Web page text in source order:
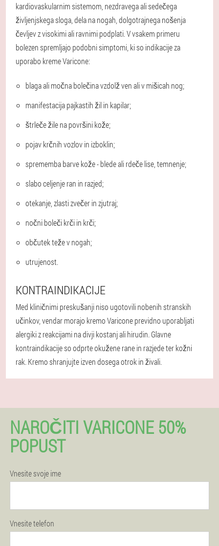
kardiovaskularnim sistemom, nezdravega ali sedečega
življenjskega sloga, dela na nogah, dolgotrajnega nošenja
čevljev z visokimi ali ravnimi podplati. V vsakem primeru
bolezen spremljajo podobni simptomi, ki so indikacije za
uporabo kreme Varicone:
blaga ali močna bolečina vzdolž ven ali v mišicah nog;
manifestacija pajkastih žil in kapilar;
štrleče žile na površini kože;
pojav krčnih vozlov in izboklin;
sprememba barve kože - blede ali rdeče lise, temnenje;
slabo celjenje ran in razjed;
otekanje, zlasti zvečer in zjutraj;
nočni boleči krči in krči;
občutek teže v nogah;
utrujenost.
KONTRAINDIKACIJE
Med kliničnimi preskušanji niso ugotovili nobenih stranskih
učinkov, vendar morajo kremo Varicone previdno uporabljati
alergiki z reakcijami na divji kostanj ali hirudin. Glavne
kontraindikacije so odprte okužene rane in razjede ter kožni
rak. Kremo shranjujte izven dosega otrok in živali.
NAROČITI VARICONE 50%
POPUST
Vnesite svoje ime
Vnesite telefon